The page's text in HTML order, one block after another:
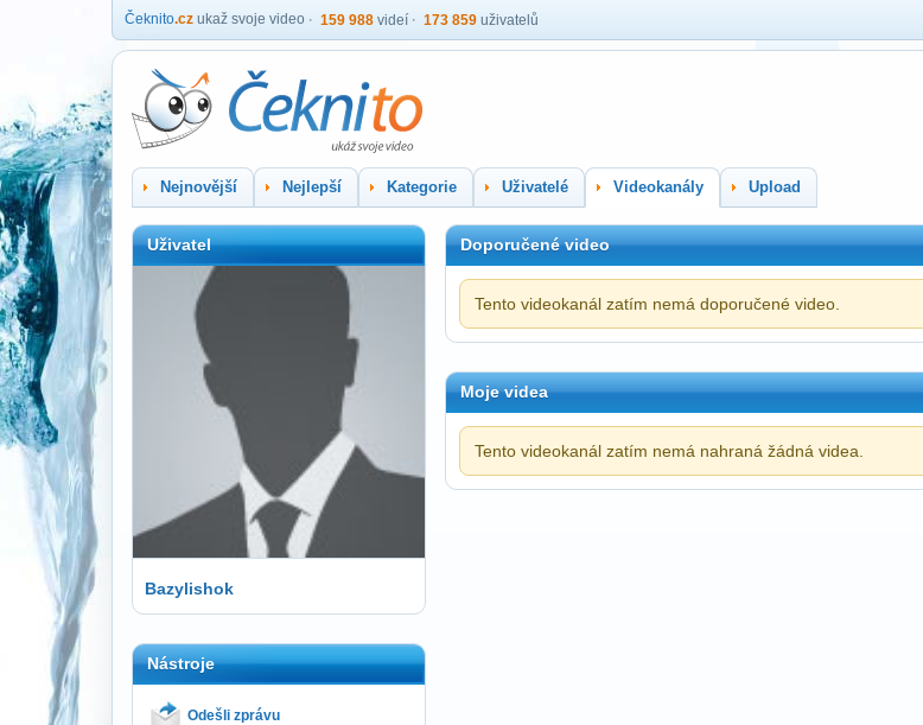
Čeknito.cz ukaž svoje video 159 988 videí 173 859 uživatelů
Nejnovější Nejlepší Kategorie Uživatelé Videokanály Upload
Uživatel
Bazylishok
Nástroje
Odešli zprávu
Doporučené video
Tento videokanál zatím nemá doporučené video.
Moje videa
Tento videokanál zatím nemá nahraná žádná videa.